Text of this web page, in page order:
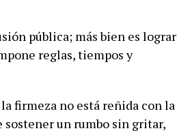
pública; más bien es lograr
reglas, tiempos y
firmeza no está reñida con la
sostener un rumbo sin gritar,